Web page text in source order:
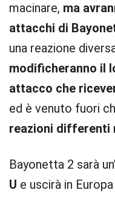
macinare, ma
attacchi di
una reazione
modificheranno il
attacco che
ed è venuto fuori
reazioni differenti
Bayonetta 2 sarà
U e uscirà in